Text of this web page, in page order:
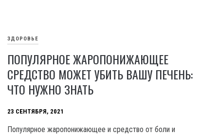
ЗДОРОВЬЕ
ПОПУЛЯРНОЕ ЖАРОПОНИЖАЮЩЕЕ
СРЕДСТВО МОЖЕТ УБИТЬ ВАШУ ПЕЧЕНЬ:
ЧТО НУЖНО ЗНАТЬ
23 СЕНТЯБРЯ, 2021
Популярное жаропонижающее и средство от боли и